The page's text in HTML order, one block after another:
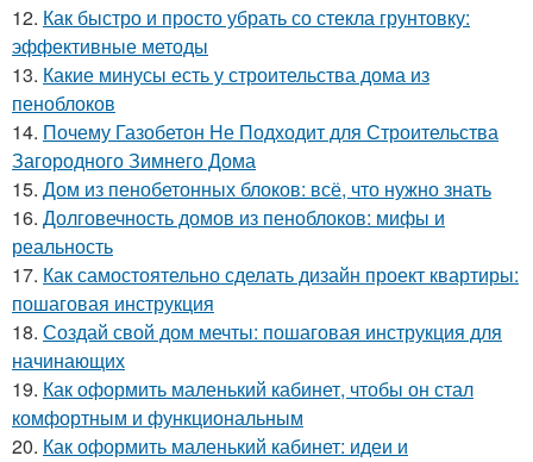
12. Как быстро и просто убрать со стекла грунтовку:
эффективные методы
13. Какие минусы есть у строительства дома из
пеноблоков
14. Почему Газобетон Не Подходит для Строительства
Загородного Зимнего Дома
15. Дом из пенобетонных блоков: всё, что нужно знать
16. Долговечность домов из пеноблоков: мифы и
реальность
17. Как самостоятельно сделать дизайн проект квартиры:
пошаговая инструкция
18. Создай свой дом мечты: пошаговая инструкция для
начинающих
19. Как оформить маленький кабинет, чтобы он стал
комфортным и функциональным
20. Как оформить маленький кабинет: идеи и